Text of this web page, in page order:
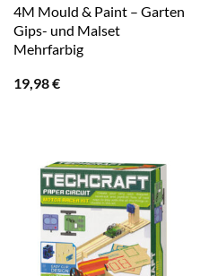
4M Mould & Paint – Garten
Gips- und Malset
Mehrfarbig
19,98€